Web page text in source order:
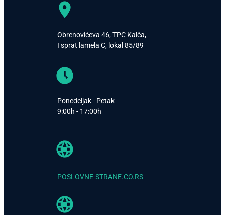
Obrenovićeva 46, TPC Kalča,
I sprat lamela C, lokal 85/89
Ponedeljak - Petak
9:00h - 17:00h
POSLOVNE-STRANE.CO.RS